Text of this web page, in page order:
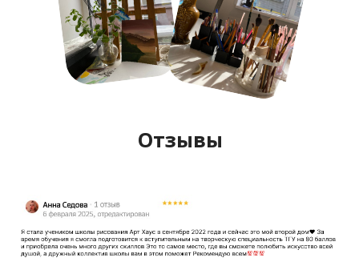
Отзывы